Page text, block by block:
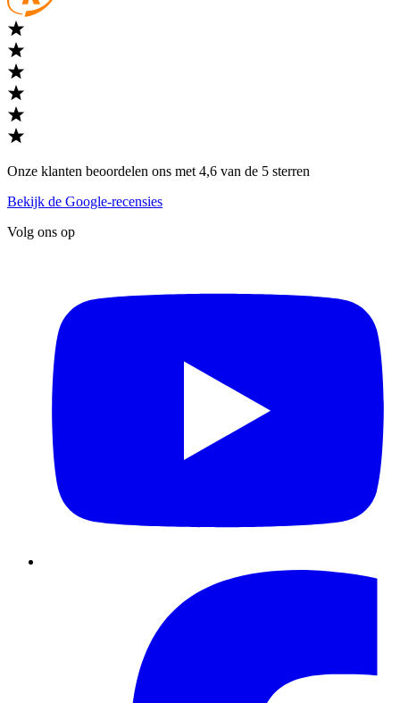
Onze klanten beoordelen ons met 4,6 van de 5 sterren
Bekijk de Google-recensies
Volg ons op